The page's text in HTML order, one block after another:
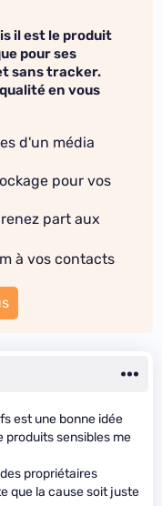
il est le produit
pour ses
sans tracker.
en vous
d'un média
pour vos
part aux
à vos contacts
est une bonne idée
produits sensibles me
propriétaires
que la cause soit juste